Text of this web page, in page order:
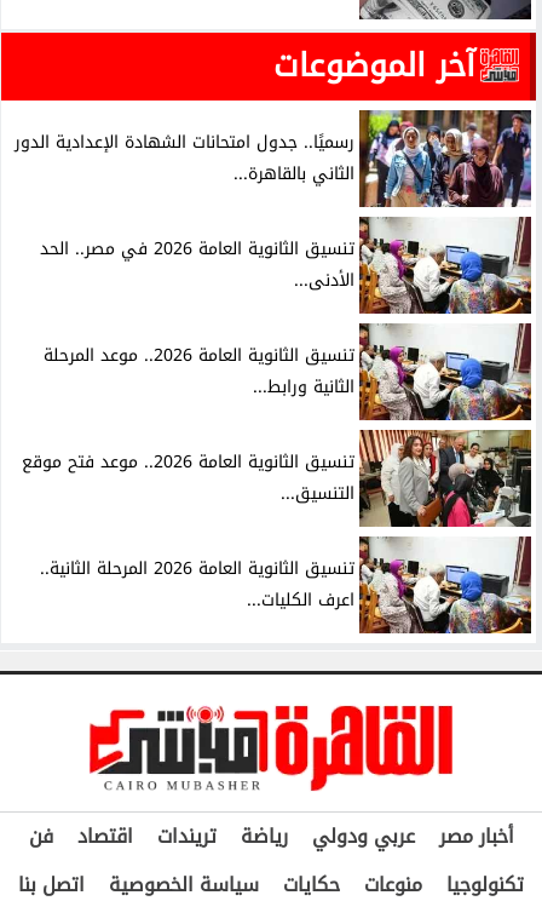
آخر الموضوعات
رسميًا.. جدول امتحانات الشهادة الإعدادية الدور
الثاني بالقاهرة...
تنسيق الثانوية العامة 2026 في مصر.. الحد
الأدنى...
تنسيق الثانوية العامة 2026.. موعد المرحلة
الثانية ورابط...
تنسيق الثانوية العامة 2026.. موعد فتح موقع
التنسيق...
تنسيق الثانوية العامة 2026 المرحلة الثانية..
اعرف الكليات...
أخبار مصر عربي ودولي رياضة تريندات اقتصاد
فن
تكنولوجيا
منوعات حكايات سياسة الخصوصية اتصل بنا